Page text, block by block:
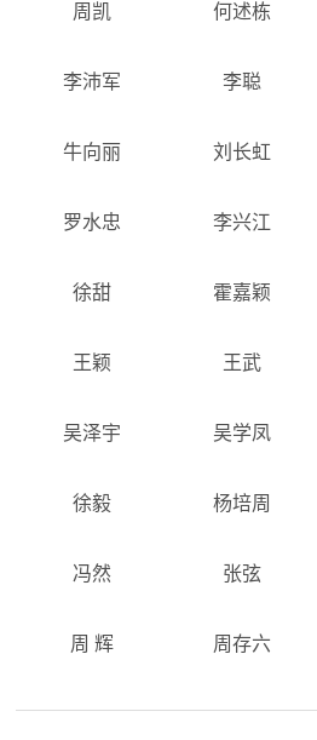
周凯 何述栋
李沛军 李聪
牛向丽 刘长虹
罗水忠 李兴江
徐甜 霍嘉颖
王颖 王武
吴泽宇 吴学凤
徐毅 杨培周
冯然 张弦
周 辉 周存六